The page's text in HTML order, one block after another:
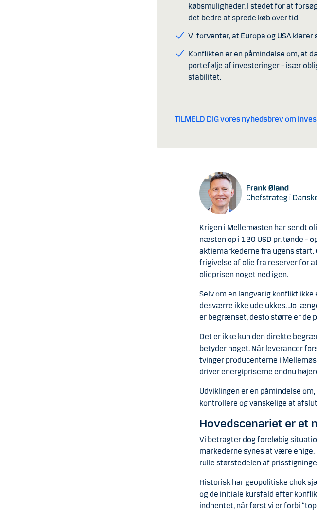
købsmuligheder. I stedet for at
det bedre at sprede køb over tid.
Vi forventer, at Europa og USA
Konflikten er en påmindelse om, at
portefølje af investeringer – især
stabilitet.
TILMELD DIG vores nyhedsbrev om
Krigen i Mellemøsten har sendt
næsten op i 120 USD pr. tønde –
aktiemarkederne fra ugens
frigivelse af olie fra reserver for
olieprisen noget ned igen.
Selv om en langvarig konflikt
desværre ikke udelukkes. Jo
er begrænset, desto større er de
Det er ikke kun den direkte
betyder noget. Når leverancer
tvinger producenterne i
driver energipriserne endnu
Udviklingen er en påmindelse
kontrollere og vanskelige at
Hovedscenariet er et
Vi betragter dog foreløbig
markederne synes at være enige.
rulle størstedelen af
Historisk har geopolitiske chok
og de initiale kursfald efter
indhentet, når først vi er forbi